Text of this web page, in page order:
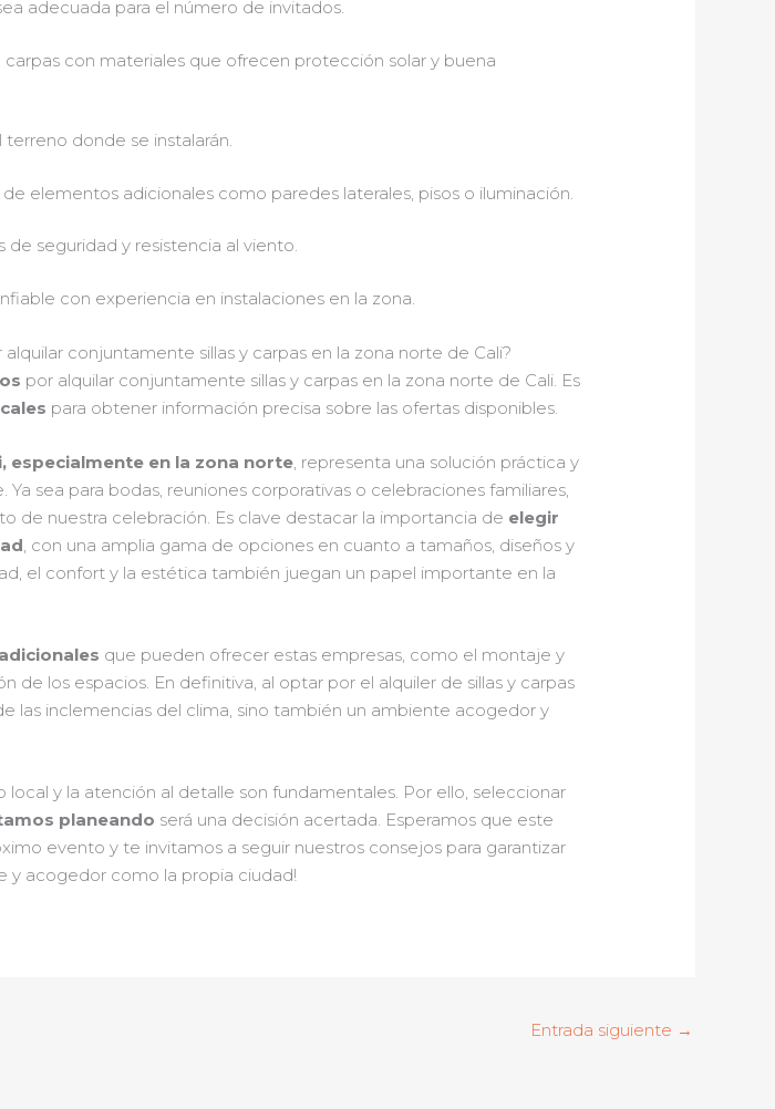
adecuada para el número de invitados.
carpas con materiales que ofrecen protección solar y buena
donde se instalarán.
elementos adicionales como paredes laterales, pisos o iluminación.
seguridad y resistencia al viento.
con experiencia en instalaciones en la zona.
conjuntamente sillas y carpas en la zona norte de Cali?
por alquilar conjuntamente sillas y carpas en la zona norte de Cali. Es
para obtener información precisa sobre las ofertas disponibles.
especialmente en la zona norte , representa una solución práctica y
sea para bodas, reuniones corporativas o celebraciones familiares,
de nuestra celebración. Es clave destacar la importancia de elegir
, con una amplia gama de opciones en cuanto a tamaños, diseños y
el confort y la estética también juegan un papel importante en la
que pueden ofrecer estas empresas, como el montaje y
de los espacios. En definitiva, al optar por el alquiler de sillas y carpas
las inclemencias del clima, sino también un ambiente acogedor y
y la atención al detalle son fundamentales. Por ello, seleccionar
planeando será una decisión acertada. Esperamos que este
evento y te invitamos a seguir nuestros consejos para garantizar
y acogedor como la propia ciudad!
Entrada siguiente →